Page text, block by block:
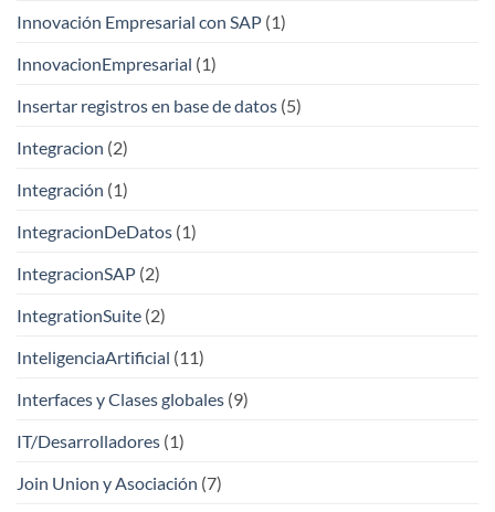
Innovación Empresarial con SAP (1)
InnovacionEmpresarial (1)
Insertar registros en base de datos (5)
Integracion (2)
Integración (1)
IntegracionDeDatos (1)
IntegracionSAP (2)
IntegrationSuite (2)
InteligenciaArtificial (11)
Interfaces y Clases globales (9)
IT/Desarrolladores (1)
Join Union y Asociación (7)